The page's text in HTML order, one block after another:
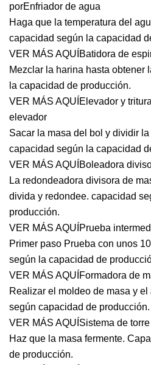
porEnfriador de agua
Haga que la temperatura del
capacidad según la capacidad
VER MÁS AQUÍ Batidora de
Mezclar la harina hasta obtener
la capacidad de producción.
VER MÁS AQUÍ Elevador y
elevador
Sacar la masa del bol y dividir
capacidad según la capacidad
VER MÁS AQUÍ Boleadora
La redondeadora divisora ​​de
divida y redondee. capacidad
producción.
VER MÁS AQUÍ Prueba
Primer paso Prueba con unos
según la capacidad de
VER MÁS AQUÍ Formadora de
Realizar el moldeo de masa y
según capacidad de producción.
VER MÁS AQUÍ Sistema de
Haz que la masa fermente.
de producción.